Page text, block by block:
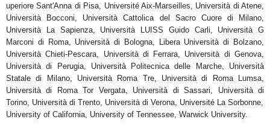
uperiore Sant'Anna di Pisa, Université Aix-Marseilles, Università di Atene,
Università
Bocconi, Università Cattolica del Sacro Cuore di Milano,
Università La Sapienza, Università LUISS Guido Carli, Università G
Marconi di Roma, Università di Bologna, Libera Università di Bolzano,
Università Chieti-Pescara, Università di Ferrara, Università di Genova,
Università di Perugia, Università Politecnica delle Marche, Università
Statale di Milano, Università Roma Tre, Università di Roma Lumsa,
Università di Roma Tor Vergata, Università di Sassari, Università di
Torino, Università di Trento, Università di Verona, Université La Sorbonne,
University of California, University of Tennessee, Warwick University.